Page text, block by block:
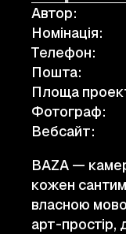
Автор:
Номінація:
Телефон:
Пошта:
Площа
Фотограф:
Вебсайт:
BAZA —
кожен
власною
арт-простір,